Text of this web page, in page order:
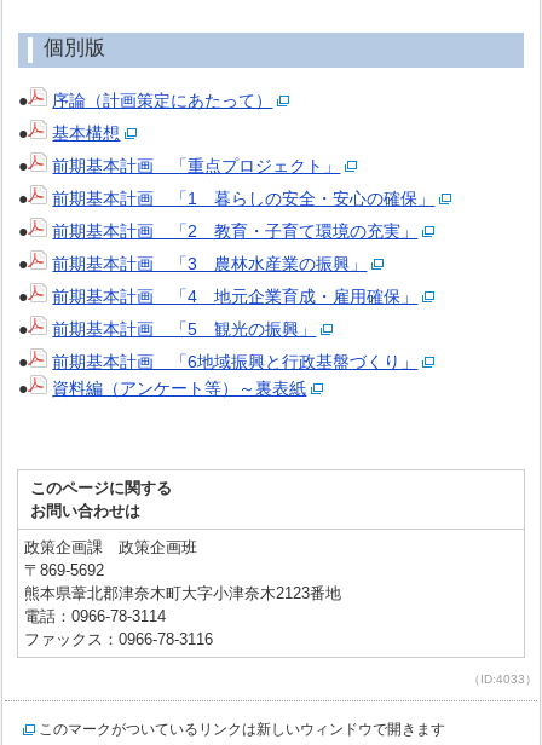
個別版
●
序論（計画策定にあたって）
●
基本構想
●
前期基本計画 「重点プロジェクト」
●
前期基本計画 「1 暮らしの安全・安心の確保」
●
前期基本計画 「2 教育・子育て環境の充実」
●
前期基本計画 「3 農林水産業の振興」
●
前期基本計画 「4 地元企業育成・雇用確保」
●
前期基本計画 「5 観光の振興」
●
前期基本計画 「6地域振興と行政基盤づくり」
●
資料編（アンケート等）～裏表紙
このページに関する
お問い合わせは
政策企画課 政策企画班
〒869-5692
熊本県葦北郡津奈木町大字小津奈木2123番地
電話：0966-78-3114
ファックス：0966-78-3116
（ID:4033）
このマークがついているリンクは新しいウィンドウで開きます